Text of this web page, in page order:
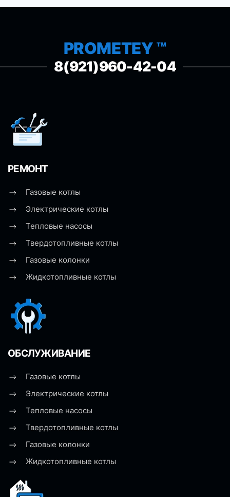
PROMETEY ™
8(921)960-42-04
РЕМОНТ
Газовые котлы
Электрические котлы
Тепловые насосы
Твердотопливные котлы
Газовые колонки
Жидкотопливные котлы
ОБСЛУЖИВАНИЕ
Газовые котлы
Электрические котлы
Тепловые насосы
Твердотопливные котлы
Газовые колонки
Жидкотопливные котлы